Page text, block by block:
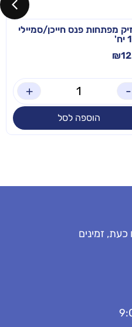
מפתחות פנס חייכן/סמיילי
₪
-
+
הוספה לסל
כעת, זמינים